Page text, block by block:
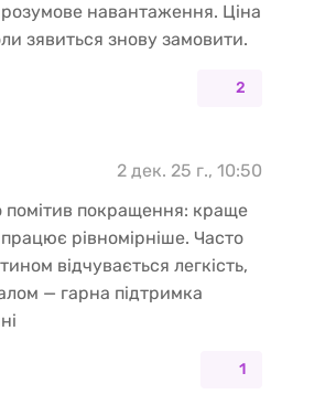
навантаження. Ціна
зявиться знову замовити.
2
2 дек. 25 г., 10:50
покращення: краще
рівномірніше. Часто
відчувається легкість,
— гарна підтримка
1